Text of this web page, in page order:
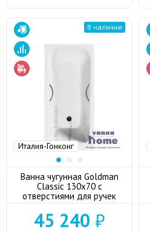
Италия-Гонконг
В наличии
Ванна чугунная Goldman
Classic 130x70 с
отверстиями для ручек
45 240 ₽